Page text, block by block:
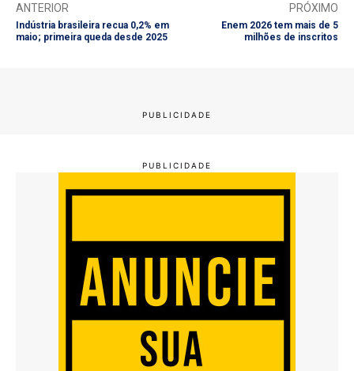
ANTERIOR
Indústria brasileira recua 0,2% em
maio; primeira queda desde 2025
PRÓXIMO
Enem 2026 tem mais de 5
milhões de inscritos